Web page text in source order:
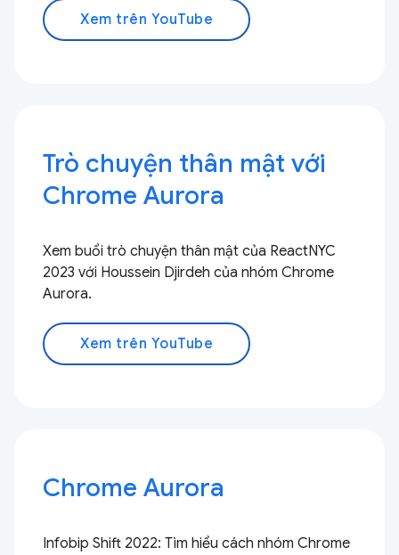
Xem trên YouTube
Trò chuyện thân mật với
Chrome Aurora
Xem buổi trò chuyện thân mật của ReactNYC
2023 với Houssein Djirdeh của nhóm Chrome
Aurora.
Xem trên YouTube
Chrome Aurora
Infobip Shift 2022: Tìm hiểu cách nhóm Chrome